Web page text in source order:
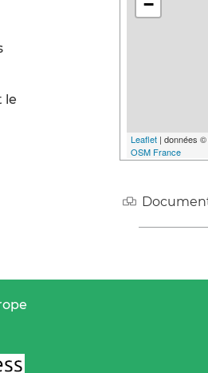
le
−
Leaflet | données ©
OSM France